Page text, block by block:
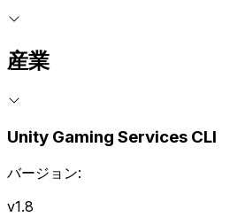
産業
Unity Gaming Services CLI
バージョン:
v1.8